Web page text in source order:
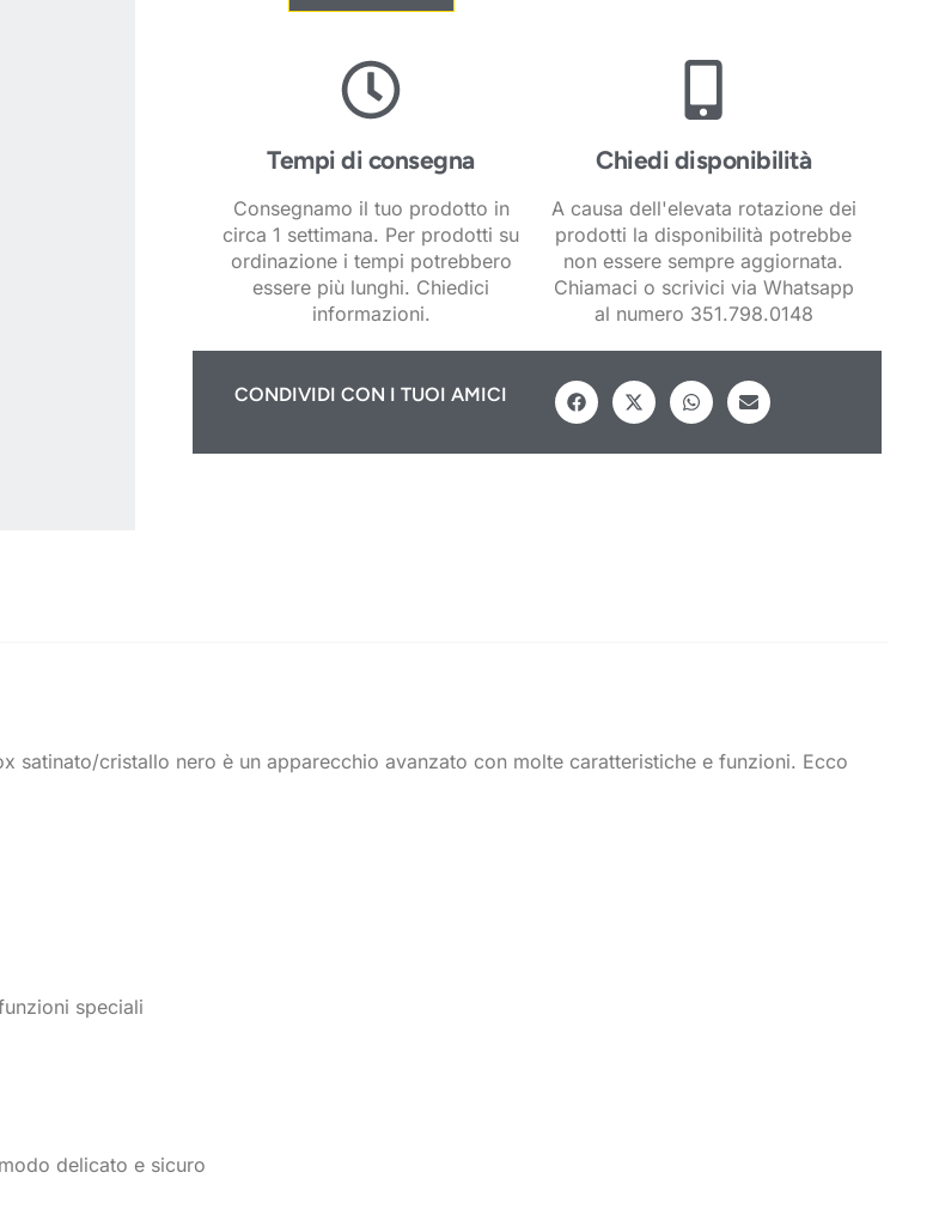
Tempi di consegna
Consegnamo il tuo prodotto in
circa 1 settimana. Per prodotti su
ordinazione i tempi potrebbero
essere più lunghi. Chiedici
informazioni.
Chiedi disponibilità
A causa dell'elevata rotazione dei
prodotti la disponibilità potrebbe
non essere sempre aggiornata.
Chiamaci o scrivici via Whatsapp
al numero 351.798.0148
CONDIVIDI CON I TUOI AMICI
satinato/cristallo nero è un apparecchio avanzato con molte caratteristiche e funzioni. Ecco
speciali
delicato e sicuro